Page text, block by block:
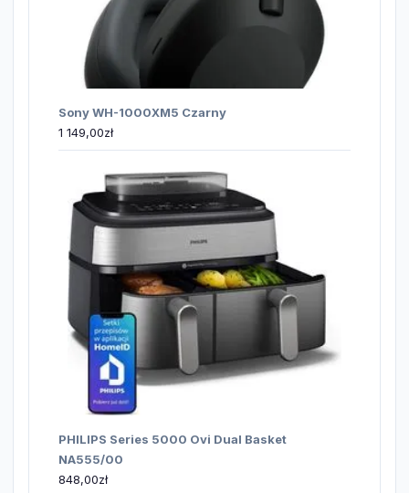
Sony WH-1000XM5 Czarny
1 149,00zł
PHILIPS Series 5000 Ovi Dual Basket
NA555/00
848,00zł